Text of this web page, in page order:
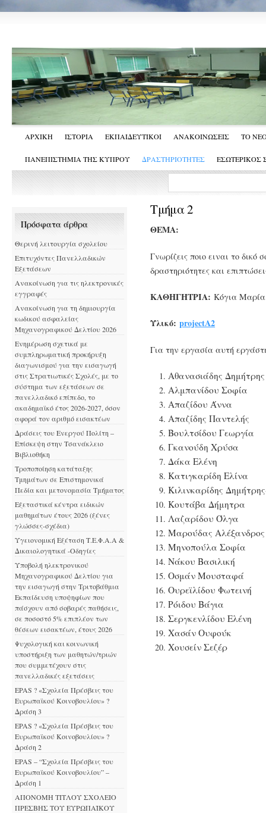
ΑΡΧΙΚΗ ΙΣΤΟΡΙΑ ΕΚΠΑΙΔΕΥΤΙΚΟΙ ΑΝΑΚΟΙΝΩΣΕΙΣ ΤΟ
ΠΑΝΕΠΙΣΤΗΜΙΑ ΤΗΣ ΚΥΠΡΟΥ ΔΡΑΣΤΗΡΙΟΤΗΤΕΣ
Τμήμα 2
ΘΕΜΑ:
Γνωρίζεις ποιο ειναι το
δραστηριότητες και
ΚΑΘΗΓΗΤΡΙΑ:Κόγια Μαρία
Υλικό:projectA2
Για την εργασία αυτή
Αθανασιάδης Δημήτρης
Αλμπανίδου Σοφία
Απαζίδου Άννα
Απαζίδης Παντελής
Βουλτσίδου Γεωργία
Γκανούδη Χρύσα
Δάκα Ελένη
Κατιγκαρίδη Ελίνα
Κιλινκαρίδης
Κουτάβα Δήμητρα
Λαζαρίδου Όλγα
Μαρούδας Αλέξανδρος
Μηνοπούλα Σοφία
Νάκου Βασιλική
Οσμάν Μουσταφά
Ουρεϊλίδου Φωτεινή
Ρόιδου Βάγια
Σεργκενλίδου Ελένη
Χασάν Ουφούκ
Χουσείν Σεζέρ
Πρόσφατα άρθρα
Θερινή λειτουργία σχολείου
Επιτυχόντες Πανελλαδικών
Εξετάσεων
Ανακοίνωση για τις ηλεκτρονικές
εγγραφές
Ανακοίνωση για τη δημιουργία
κωδικού ασφαλείας
Μηχανογραφικού Δελτίου 2026
Ενημέρωση σχετικά με
συμπληρωματική προκήρυξη
διαγωνισμού για την εισαγωγή
στις Στρατιωτικές Σχολές, με το
σύστημα των εξετάσεων σε
πανελλαδικό επίπεδο, το
ακαδημαϊκό έτος 2026-2027, όσον
αφορά τον αριθμό εισακτέων
Δράσεις του Ενεργού Πολίτη –
Επίσκεψη στην Τσανάκλειο
Βιβλιοθήκη
Τροποποίηση κατάταξης
Τμημάτων σε Επιστημονικά
Πεδία και μετονομασία Τμήματος
Εξεταστικά κέντρα ειδικών
μαθημάτων έτους 2026 (ξένες
γλώσσες-σχέδια)
Υγειονομική Εξέταση Τ.Ε.Φ.Α.Α &
Δικαιολογητικά -Οδηγίες
Υποβολή ηλεκτρονικού
Μηχανογραφικού Δελτίου για
την εισαγωγή στην Τριτοβάθμια
Εκπαίδευση υποψηφίων που
πάσχουν από σοβαρές παθήσεις,
σε ποσοστό 5% επιπλέον των
θέσεων εισακτέων, έτους 2026
Ψυχολογική και κοινωνική
υποστήριξη των μαθητών/τριών
που συμμετέχουν στις
πανελλαδικές εξετάσεις
EPAS ? «Σχολεία Πρέσβεις του
Ευρωπαϊκού Κοινοβουλίου» ?
Δράση 3
EPAS ? «Σχολεία Πρέσβεις του
Ευρωπαϊκού Κοινοβουλίου» ?
Δράση 2
EPAS – “Σχολεία Πρέσβεις του
Ευρωπαϊκού Κοινοβουλίου” –
Δράση 1
ΑΠΟΝΟΜΗ ΤΙΤΛΟΥ ΣΧΟΛΕΙΟ
ΠΡΕΣΒΗΣ ΤΟΥ ΕΥΡΩΠΑΪΚΟΥ